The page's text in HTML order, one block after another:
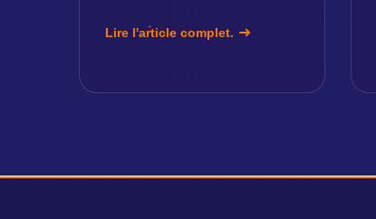
Lire l'article complet.